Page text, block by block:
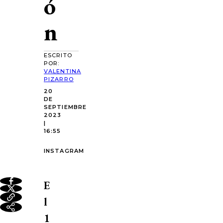
n
ESCRITO
POR:
VALENTINA
PIZARRO
20
DE
SEPTIEMBRE
2023
|
16:55
INSTAGRAM
E
l
1